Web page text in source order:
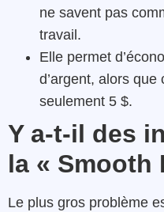
ne savent pas
travail.
Elle permet
d’argent, alors
seulement 5 $.
Y a-t-il des
la « Smooth
Le plus gros problème